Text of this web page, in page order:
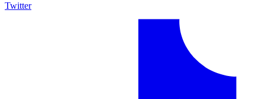
Twitter